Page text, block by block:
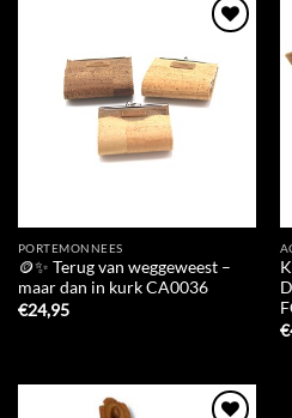
Wishlist
PORTEMONNEES
🪙✨ Terug van weggeweest –
maar dan in kurk CA0036
€24,95
€